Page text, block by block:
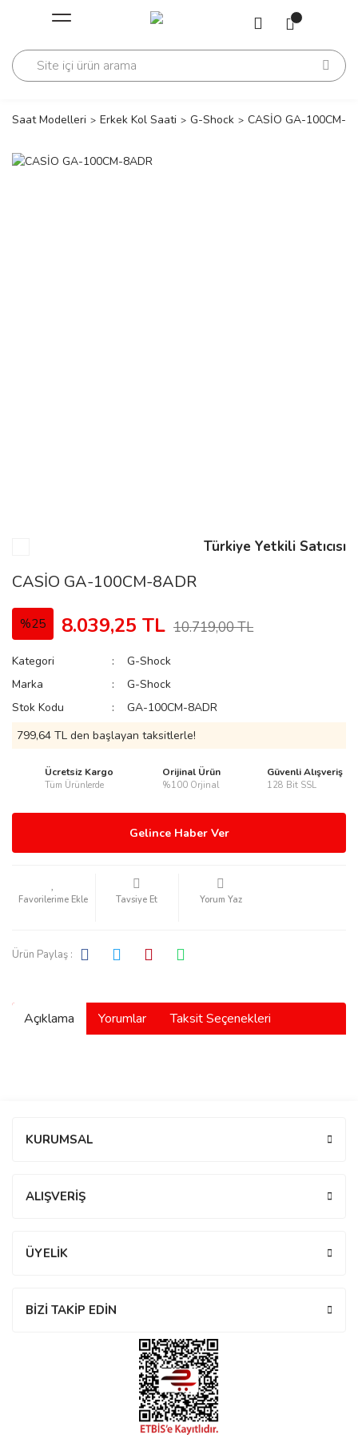
Geri Dön
Geri Dön
Saat Modelleri Erkek Kol Saati G-Shock CASİO GA-100CM-
Türkiye Yetkili Satıcısı
CASİO GA-100CM-8ADR
%25 8.039,25 TL 10.719,00 TL
Kategori
G-Shock
Marka
G-Shock
Stok Kodu
GA-100CM-8ADR
799,64 TL den başlayan taksitlerle!
Ücretsiz Kargo
Tüm Ürünlerde
Orijinal Ürün
%100 Orjinal
Güvenli Alışveriş
128 Bit SSL
Gelince Haber Ver
Tavsiye Et Yorum Yaz
Ürün Paylaş :
Açıklama Yorumlar Taksit Seçenekleri
KURUMSAL
ALIŞVERİŞ
ÜYELİK
BİZİ TAKİP EDİN